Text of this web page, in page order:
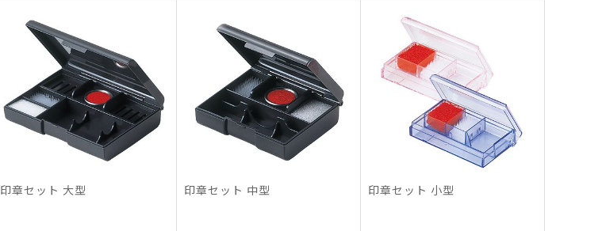
印章セット 大型 印章セット 中型 印章セット 小型